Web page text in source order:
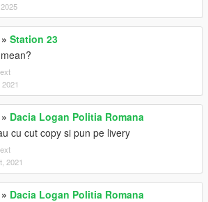
» Station 23
» Dacia Logan Politia Romana
cu cut copy si pun pe livery
2021
» Dacia Logan Politia Romana